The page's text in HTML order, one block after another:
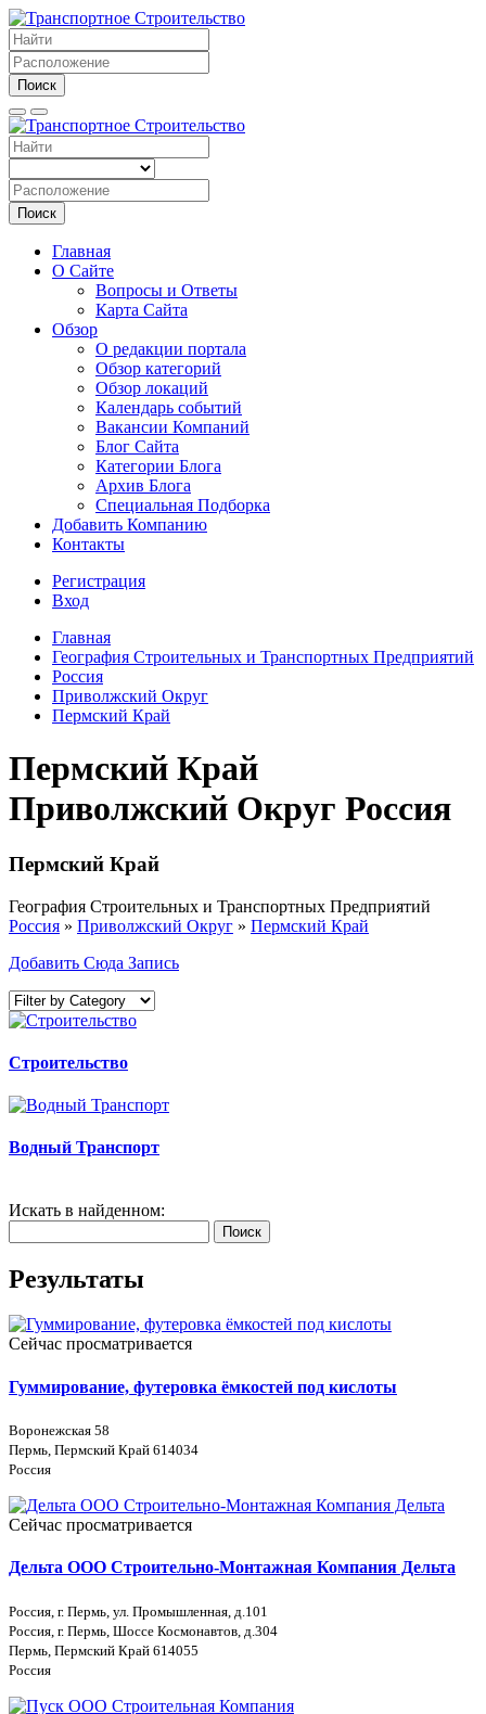
Поиск
Поиск
Главная
О Сайте
Вопросы и Ответы
Карта Сайта
Обзор
О редакции портала
Обзор категорий
Обзор локаций
Календарь событий
Вакансии Компаний
Блог Сайта
Категории Блога
Архив Блога
Специальная Подборка
Добавить Компанию
Контакты
Регистрация
Вход
Главная
География Строительных и Транспортных Предприятий
Россия
Приволжский Округ
Пермский Край
Пермский Край
Приволжский Округ Россия
Пермский Край
География Строительных и Транспортных Предприятий
Россия » Приволжский Округ » Пермский Край
Добавить Сюда Запись
Строительство
Водный Транспорт
Искать в найденном:
Поиск
Результаты
Сейчас просматривается
Гуммирование, футеровка ёмкостей под кислоты
Воронежская 58
Пермь, Пермский Край 614034
Россия
Сейчас просматривается
Дельта ООО Строительно-Монтажная Компания Дельта
Россия, г. Пермь, ул. Промышленная, д.101
Россия, г. Пермь, Шоссе Космонавтов, д.304
Пермь, Пермский Край 614055
Россия